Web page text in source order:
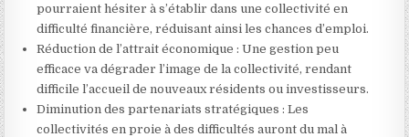
pourraient hésiter à s’établir dans une collectivité en
difficulté financière, réduisant ainsi les chances d’emploi.
Réduction de l’attrait économique : Une gestion peu
efficace va dégrader l’image de la collectivité, rendant
difficile l’accueil de nouveaux résidents ou investisseurs.
Diminution des partenariats stratégiques : Les
collectivités en proie à des difficultés auront du mal à